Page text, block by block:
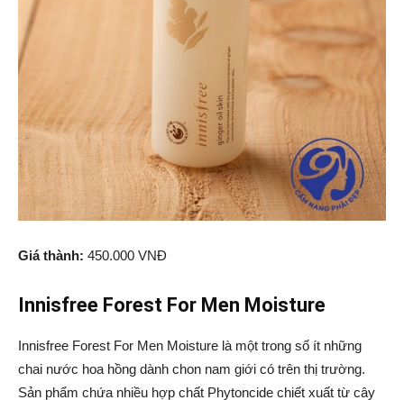
Giá thành: 450.000 VNĐ
Innisfree Forest For Men Moisture
Innisfree Forest For Men Moisture là một trong số ít những
chai nước hoa hồng dành chon nam giới có trên thị trường.
Sản phẩm chứa nhiều hợp chất Phytoncide chiết xuất từ cây